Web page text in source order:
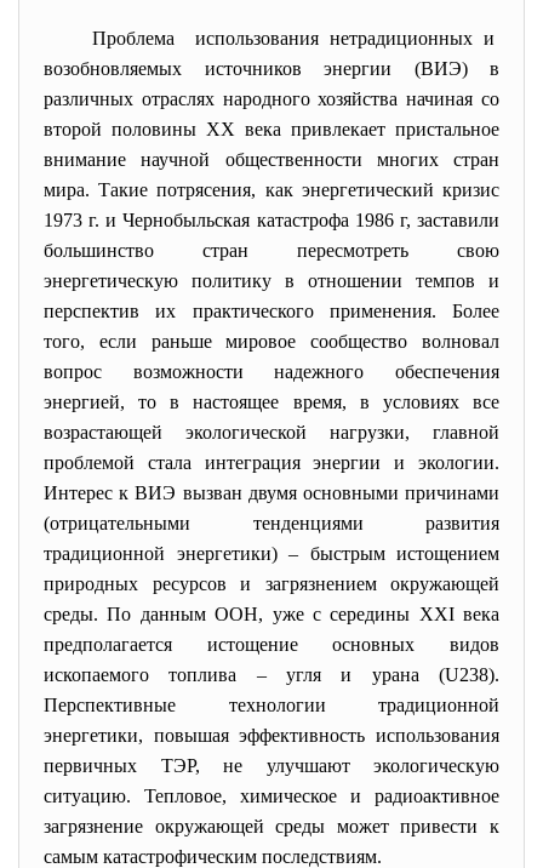
Проблема использования нетрадиционных и
возобновляемых источников энергии (ВИЭ) в
различных отраслях народного хозяйства начиная со
второй половины ХХ века привлекает пристальное
внимание научной общественности многих стран
мира. Такие потрясения, как энергетический кризис
1973 г. и Чернобыльская катастрофа 1986 г, заставили
большинство стран пересмотреть свою
энергетическую политику в отношении темпов и
перспектив их практического применения. Более
того, если раньше мировое сообщество волновал
вопрос возможности надежного обеспечения
энергией, то в настоящее время, в условиях все
возрастающей экологической нагрузки, главной
проблемой стала интеграция энергии и экологии.
Интерес к ВИЭ вызван двумя основными причинами
(отрицательными тенденциями развития
традиционной энергетики) – быстрым истощением
природных ресурсов и загрязнением окружающей
среды. По данным ООН, уже с середины ХХI века
предполагается истощение основных видов
ископаемого топлива – угля и урана (U238).
Перспективные технологии традиционной
энергетики, повышая эффективность использования
первичных ТЭР, не улучшают экологическую
ситуацию. Тепловое, химическое и радиоактивное
загрязнение окружающей среды может привести к
самым катастрофическим последствиям.